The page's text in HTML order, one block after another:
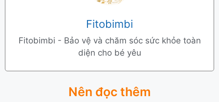
Fitobimbi
Fitobimbi - Bảo vệ và chăm sóc sức khỏe toàn
diện cho bé yêu
Nên đọc thêm